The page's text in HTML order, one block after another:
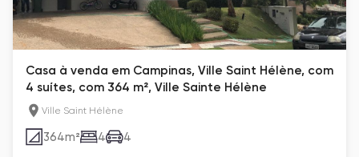
Casa à venda em Campinas, Ville Saint Hélène, com
4 suítes, com 364 m², Ville Sainte Hélène
Ville Saint Hélène
364m² 4 4